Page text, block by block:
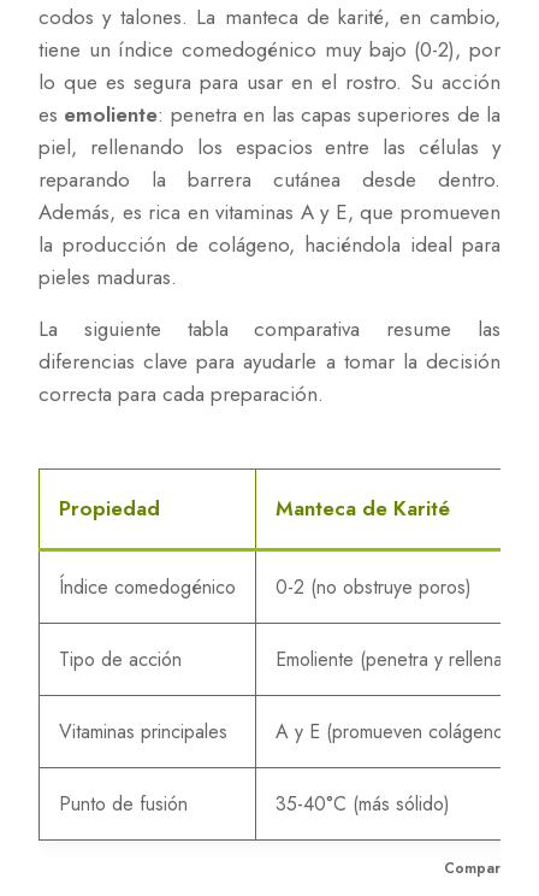
codos y talones. La manteca de karité, en cambio,
tiene un índice comedogénico muy bajo (0-2), por
lo que es segura para usar en el rostro. Su acción
es emoliente: penetra en las capas superiores de la
piel, rellenando los espacios entre las células y
reparando la barrera cutánea desde dentro.
Además, es rica en vitaminas A y E, que promueven
la producción de colágeno, haciéndola ideal para
pieles maduras.
La siguiente tabla comparativa resume las
diferencias clave para ayudarle a tomar la decisión
correcta para cada preparación.
Propiedad Manteca de Karité
Índice comedogénico 0-2 (no obstruye poros)
Tipo de acción Emoliente (penetra y rellena)
Vitaminas principales A y E (promueven colágeno)
Punto de fusión 35-40°C (más sólido)